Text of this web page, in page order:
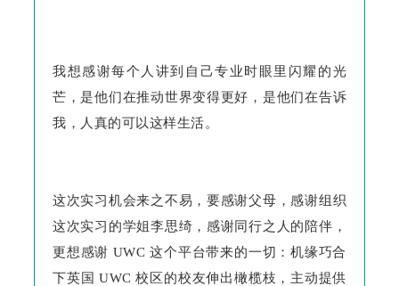
我想感谢每个人讲到自己专业时眼里闪耀的光
芒，是他们在推动世界变得更好，是他们在告诉
我，人真的可以这样生活。
这次实习机会来之不易，要感谢父母，感谢组织
这次实习的学姐李思绮，感谢同行之人的陪伴，
更想感谢 UWC 这个平台带来的一切：机缘巧合
下英国 UWC 校区的校友伸出橄榄枝，主动提供